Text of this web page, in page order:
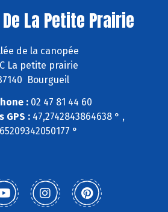
La Petite Prairie
de la canopée
La petite prairie
Bourgueil
:02 47 81 44 60
GPS :47,2742843864638 ° ,
°